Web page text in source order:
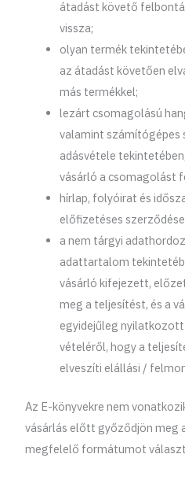
átadást követő
vissza;
olyan termék
az átadást követően
más termékkel;
lezárt csomagolású
valamint számítógépes
adásvétele
vásárló a csomagolást
hírlap, folyóirat és
előfizetéses
a nem tárgyi
adattartalom
vásárló kifejezett,
meg a teljesítést, és a
egyidejűleg
vételéről, hogy a
elveszíti elállási /
Az E-könyvekre nem
vásárlás előtt győződjön meg
megfelelő formátumot